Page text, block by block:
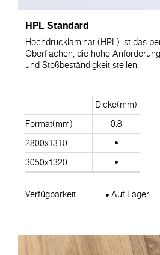
HPL Standard
Hochdrucklaminat (HPL) ist das
Oberflächen, die hohe
und Stoßbeständigkeit stellen.
Dicke(mm)
Format(mm)
0.8
2800x1310
3050x1320
Verfügbarkeit Auf Lager